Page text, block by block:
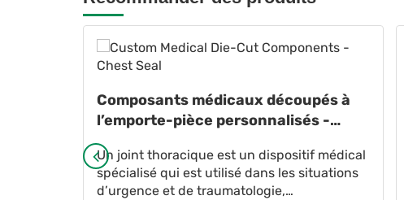
Composants médicaux découpés à
l’emporte-pièce personnalisés -
Chest Seal
Un joint thoracique est un dispositif médical
spécialisé qui est utilisé dans les situations
d’urgence et de traumatologie,